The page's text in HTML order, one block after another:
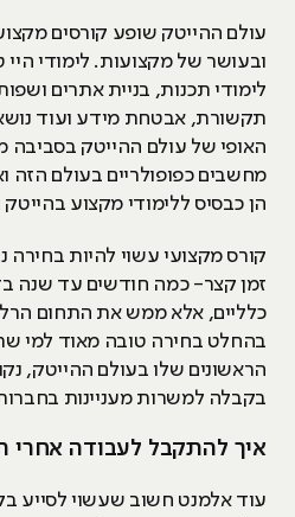
עולם ההייטק שופע קורסים
ובעושר של מקצועות. לימודי היי
לימודי תכנות, בניית אתרים
תקשורת, אבטחת מידע ועוד
האופי של עולם ההייטק בסביבה
מחשבים כפופולריים בעולם הזה
הן כבסיס ללימודי מקצוע
קורס מקצועי עשוי להיות בחירה
זמן קצר- כמה חודשים עד שנה
כלליים, אלא ממש את התחום
בהחלט בחירה טובה מאוד למי
הראשונים שלו בעולם ההייטק,
בקבלה למשרות מעניינות בחברות
איך להתקבל לעבודה
עוד אלמנט חשוב שעשוי לסייע